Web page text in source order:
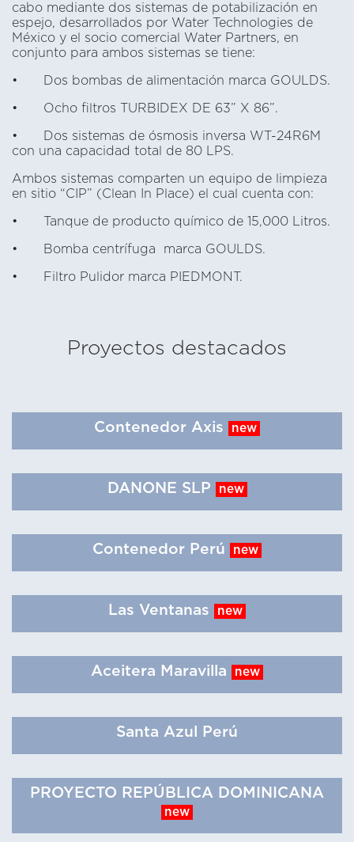
cabo mediante dos sistemas de potabilización en
espejo, desarrollados por Water Technologies de
México y el socio comercial Water Partners, en
conjunto para ambos sistemas se tiene:
• Dos bombas de alimentación marca GOULDS.
• Ocho filtros TURBIDEX DE 63” X 86”.
•
Dos sistemas de ósmosis inversa WT-24R6M
con una capacidad total de 80 LPS.
Ambos sistemas comparten un equipo de limpieza
en sitio “CIP” (Clean In Place) el cual cuenta con:
• Tanque de producto químico de 15,000 Litros.
• Bomba centrífuga marca GOULDS.
• Filtro Pulidor marca PIEDMONT.
Proyectos destacados
Contenedor Axis new
DANONE SLP new
Contenedor Perú new
Las Ventanas new
Aceitera Maravilla new
Santa Azul Perú
PROYECTO REPÚBLICA DOMINICANA
new